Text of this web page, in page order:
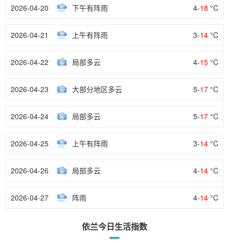
2026-04-20 下午有阵雨 4-18 °C
2026-04-21 上午有阵雨 3-14 °C
2026-04-22 局部多云 4-15 °C
2026-04-23 大部分地区多云 5-17 °C
2026-04-24 局部多云 5-17 °C
2026-04-25 上午有阵雨 3-14 °C
2026-04-26 局部多云 4-14 °C
2026-04-27 阵雨 4-14 °C
依兰今日生活指数